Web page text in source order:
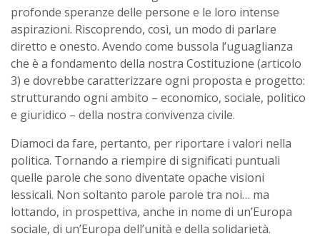
profonde speranze delle persone e le loro intense
aspirazioni. Riscoprendo, così, un modo di parlare
diretto e onesto. Avendo come bussola l’uguaglianza
che è a fondamento della nostra Costituzione (articolo
3) e dovrebbe caratterizzare ogni proposta e progetto:
strutturando ogni ambito – economico, sociale, politico
e giuridico – della nostra convivenza civile.
Diamoci da fare, pertanto, per riportare i valori nella
politica. Tornando a riempire di significati puntuali
quelle parole che sono diventate opache visioni
lessicali. Non soltanto parole parole tra noi… ma
lottando, in prospettiva, anche in nome di un’Europa
sociale, di un’Europa dell’unità e della solidarietà.